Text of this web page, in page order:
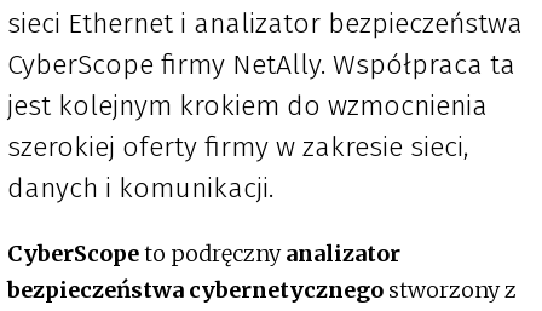
sieci Ethernet i analizator bezpieczeństwa
CyberScope firmy NetAlly. Współpraca ta
jest kolejnym krokiem do wzmocnienia
szerokiej oferty firmy w zakresie sieci,
danych i komunikacji.
CyberScopeto podręcznyanalizator
bezpieczeństwa cybernetycznego stworzony z